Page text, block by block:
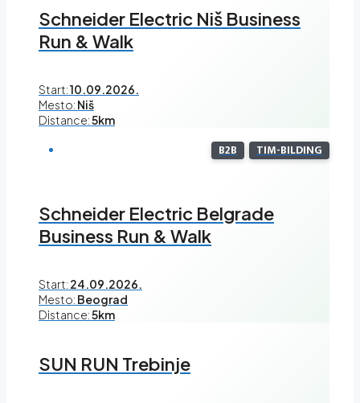
Schneider Electric Niš Business
Run & Walk
Start:10.09.2026.
Mesto: Niš
Distance:5km
B2B TIM-BILDING
Schneider Electric Belgrade
Business Run & Walk
Start: 24.09.2026.
Mesto: Beograd
Distance:5km
SUN RUN Trebinje